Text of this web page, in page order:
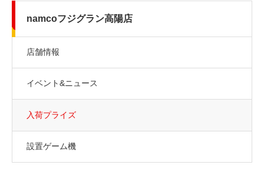
namcoフジグラン高陽店
店舗情報
イベント&ニュース
入荷プライズ
設置ゲーム機